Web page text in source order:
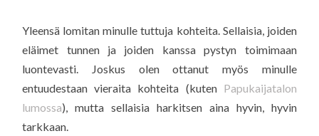
Yleensä lomitan minulle tuttuja kohteita. Sellaisia, joiden
eläimet tunnen ja joiden kanssa pystyn toimimaan
luontevasti. Joskus olen ottanut myös minulle
entuudestaan vieraita kohteita (kuten Papukaijatalon
lumossa), mutta sellaisia harkitsen aina hyvin, hyvin
tarkkaan.